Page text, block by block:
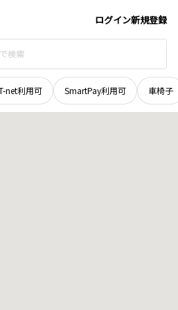
ログイン新規登録
net利用可 SmartPay利用可 車椅子